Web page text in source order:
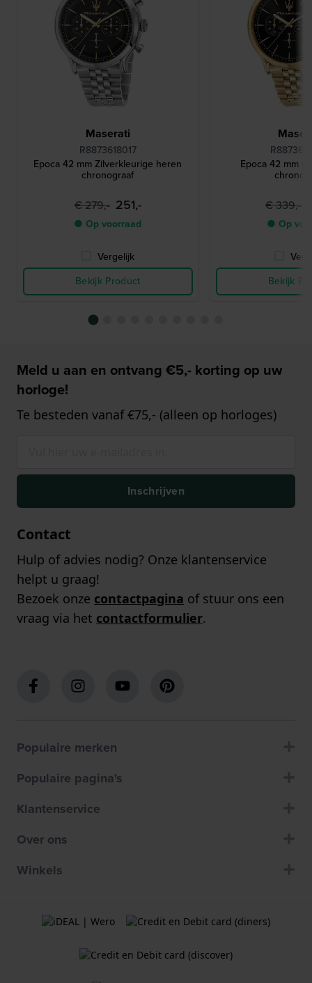
Maserati
R8873618017
Epoca 42 mm Zilverkleurige heren
chronograaf
€ 279,- 251,-
● Op voorraad
Vergelijk
Bekijk Product
Epoca 42 mm
€ 339,-
● Op
Bekijk
Meld u aan en ontvang €5,- korting op uw
horloge!
Te besteden vanaf €75,- (alleen op horloges)
Inschrijven
Contact
Hulp of advies nodig? Onze klantenservice
helpt u graag!
Bezoek onze contactpagina of stuur ons een
vraag via het contactformulier.
Populaire merken
Populaire pagina's
Klantenservice
Over ons
Winkels